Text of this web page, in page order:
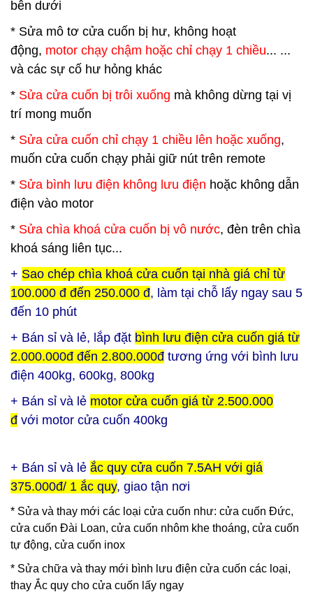
bên dưới
* Sửa mô tơ cửa cuốn bị hư, không hoạt
động, motor chạy chậm hoặc chỉ chạy 1 chiều... ...
và các sự cố hư hỏng khác
* Sửa cửa cuốn bị trôi xuống mà không dừng tại vị
trí mong muốn
* Sửa cửa cuốn chỉ chạy 1 chiều lên hoặc xuống,
muốn cửa cuốn chạy phải giữ nút trên remote
* Sửa bình lưu điện không lưu điện hoặc không dẫn
điện vào motor
* Sửa chìa khoá cửa cuốn bị vô nước, đèn trên chìa
khoá sáng liên tục...
+ Sao chép chìa khoá cửa cuốn tại nhà giá chỉ từ
100.000 đ đến 250.000 đ, làm tại chỗ lấy ngay sau 5
đến 10 phút
+ Bán sỉ và lẻ, lắp đặt bình lưu điện cửa cuốn giá từ
2.000.000đ đến 2.800.000đ tương ứng với bình lưu
điện 400kg, 600kg, 800kg
+ Bán sỉ và lẻ motor cửa cuốn giá từ 2.500.000
đ với motor cửa cuốn 400kg
+ Bán sỉ và lẻ ắc quy cửa cuốn 7.5AH với giá
375.000đ/ 1 ắc quy, giao tận nơi
* Sửa và thay mới các loại cửa cuốn như: cửa cuốn Đức,
cửa cuốn Đài Loan, cửa cuốn nhôm khe thoáng, cửa cuốn
tự động, cửa cuốn inox
* Sửa chữa và thay mới bình lưu điện cửa cuốn các loại,
thay Ắc quy cho cửa cuốn lấy ngay